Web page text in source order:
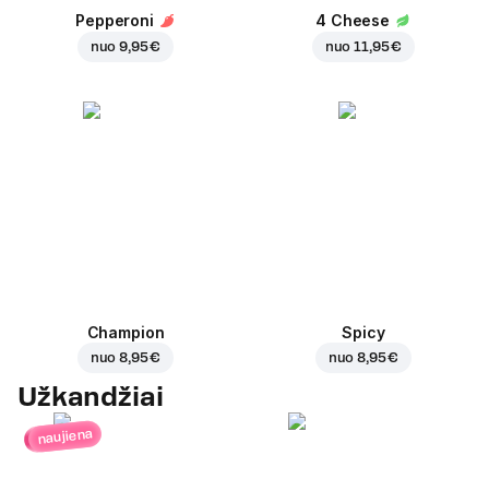
Pepperoni
nuo9,95 €
4 Cheese
nuo11,95 €
Champion
nuo8,95 €
Spicy
nuo8,95 €
Užkandžiai
naujiena